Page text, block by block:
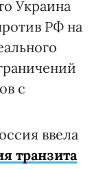
Украина
РФ на
с
ввела
транзита